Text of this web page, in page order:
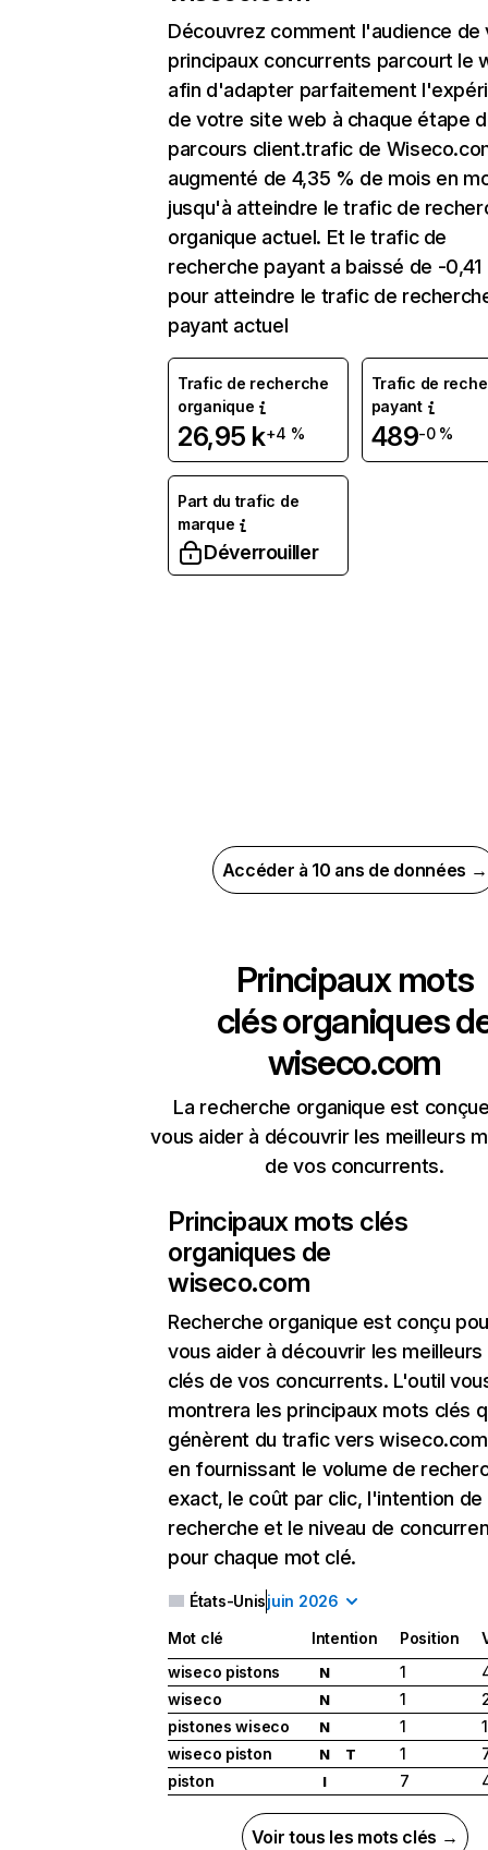
Découvrez comment l'audience de
principaux concurrents parcourt le
afin d'adapter parfaitement
de votre site web à chaque étape
parcours client.trafic de
augmenté de 4,35 % de mois en
jusqu'à atteindre le trafic de
organique actuel. Et le trafic de
recherche payant a baissé de -0,41
pour atteindre le trafic de
payant actuel
Trafic de recherche
organique
26,95 k+4 %
Trafic de
payant
489-0 %
Part du trafic de
marque
Déverrouiller
Accéder à 10 ans de données →
Principaux mots
clés organiques
wiseco.com
La recherche organique est
vous aider à découvrir les meilleurs
de vos concurrents.
Principaux mots clés
organiques de
wiseco.com
Recherche organique est conçu
vous aider à découvrir les
clés de vos concurrents. L'outil
montrera les principaux mots clés
génèrent du trafic vers
en fournissant le volume de
exact, le coût par clic, l'intention de
recherche et le niveau de
pour chaque mot clé.
États-Unisjuin 2026
Mot clé Intention Position
wiseco pistons
N 1
wiseco
N 1
pistones wiseco
N 1
wiseco piston
N T 1
piston
I 7
Voir tous les mots clés →